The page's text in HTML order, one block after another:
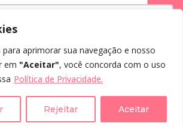
em receber comunicações.
dados, eu concordo com a
a Newsletter
cookies para oferecer melhor
interage em nosso site e
conteúdo.
aprimorar sua navegação e nosso
em "Aceitar", você concorda com o uso
Política de Privacidade.
Rejeitar Aceitar
varejosa@cndl.org.br
Todos os direitos reservados.